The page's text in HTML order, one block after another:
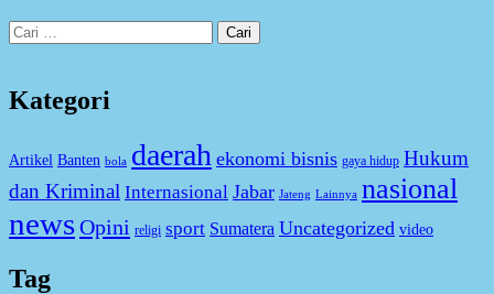
Cari
untuk:
Kategori
Artikel Banten bola daerah ekonomi bisnis gaya hidup Hukum
dan Kriminal Internasional Jabar Jateng Lainnya nasional
newsOpini religi sport Sumatera Uncategorized video
Tag